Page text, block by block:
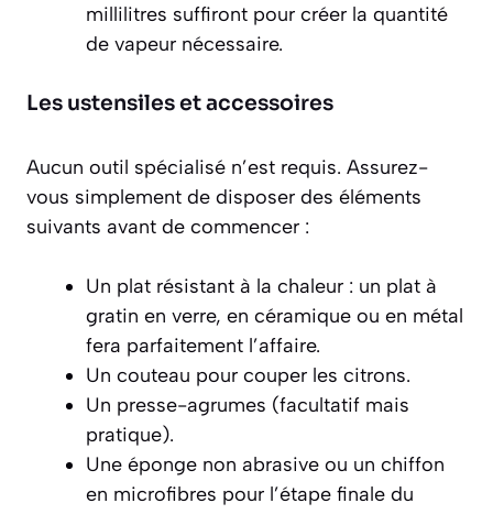
millilitres suffiront pour créer la quantité
de vapeur nécessaire.
Les ustensiles et accessoires
Aucun outil spécialisé n’est requis. Assurez-
vous simplement de disposer des éléments
suivants avant de commencer :
Un plat résistant à la chaleur : un plat à
gratin en verre, en céramique ou en métal
fera parfaitement l’affaire.
Un couteau pour couper les citrons.
Un presse-agrumes (facultatif mais
pratique).
Une éponge non abrasive ou un chiffon
en microfibres pour l’étape finale du